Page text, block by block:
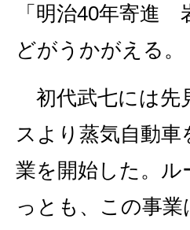
「明治40年寄進
どがうかがえる。
初代武七には先
スより蒸気自動
業を開始した。
っとも、この事